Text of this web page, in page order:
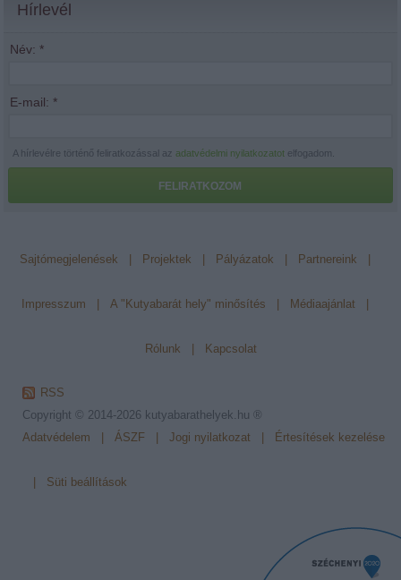
Hírlevél
Név: *
E-mail: *
A hírlevélre történő feliratkozással azadatvédelmi nyilatkozatot elfogadom.
FELIRATKOZOM
Sajtómegjelenések Projektek Pályázatok Partnereink
Impresszum A "Kutyabarát hely" minősítés Médiaajánlat
Rólunk Kapcsolat
RSS
Copyright © 2014-2026 kutyabarathelyek.hu ®
Adatvédelem
ÁSZF Jogi nyilatkozat Értesítések kezelése
Süti beállítások